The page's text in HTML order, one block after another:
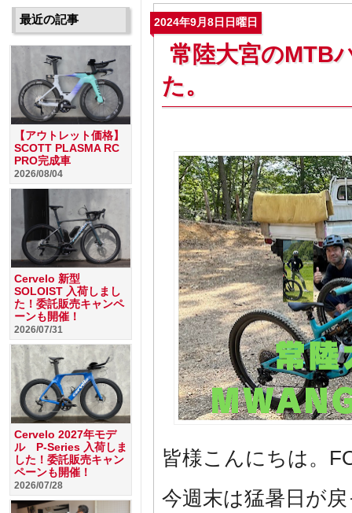
2024年9月8日日曜日
常陸大宮のMTB
た。
皆様こんにちは。
今週末は猛暑日が
最近の記事
【アウトレット価格】
SCOTT PLASMA RC
PRO完成車
2026/08/04
Cervelo 新型
SOLOIST 入荷しまし
た！委託販売キャンペ
ーンも開催！
2026/07/31
Cervelo 2027年モデ
ル P-Series 入荷しま
した！委託販売キャン
ペーンも開催！
2026/07/28